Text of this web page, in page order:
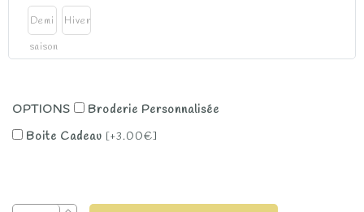
Demi
saison
Hiver
OPTIONS
Broderie Personnalisée
Boite Cadeau [+3.00€]